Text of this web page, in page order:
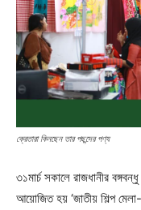
ক্রেতারা কিনছেন তার পছন্দের পণ্য
৩১মার্চ সকালে রাজধানীর
আয়োজিত হয় ‘জাতীয় শিল্প